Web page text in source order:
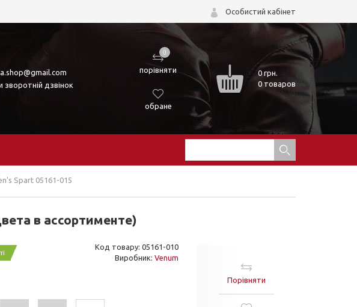
Особистий кабінет
зворотній дзвінок
0
порівняти
обране
0грн.
0 товаров
Spart 05161-015
в ассортименте)
Код товару: 05161-010
Виробник: Venum
Порівняти